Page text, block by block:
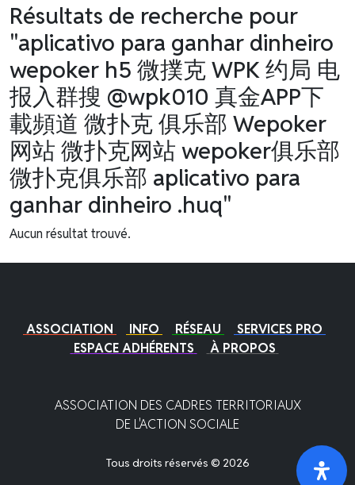
Résultats de recherche pour
"aplicativo para ganhar dinheiro
wepoker h5 微撲克 WPK 约局 电
报入群搜 @wpk010 真金APP下
載頻道 微扑克 俱乐部 Wepoker
网站 微扑克网站 wepoker俱乐部
微扑克俱乐部 aplicativo para
ganhar dinheiro .huq"
Aucun résultat trouvé.
ASSOCIATION INFO RÉSEAU
SERVICES PRO
ESPACE ADHÉRENTS
À PROPOS
ASSOCIATION DES CADRES TERRITORIAUX
DE L'ACTION SOCIALE
Tous droits réservés © 2026